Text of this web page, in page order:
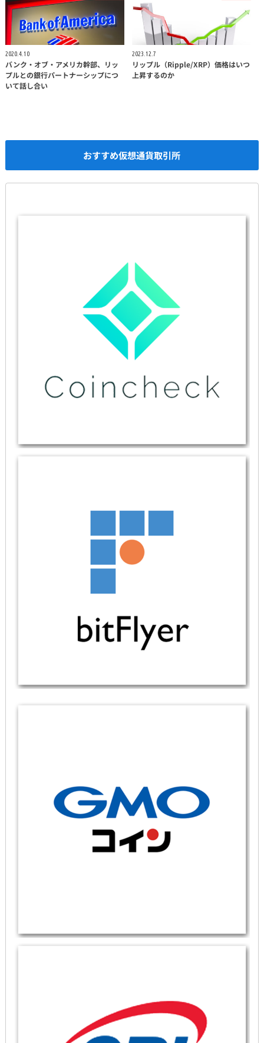
2020.4.10
バンク・オブ・アメリカ幹部、リッ
プルとの銀行パートナーシップにつ
いて話し合い
2023.12.7
リップル（Ripple/XRP）価格はいつ
上昇するのか
おすすめ仮想通貨取引所